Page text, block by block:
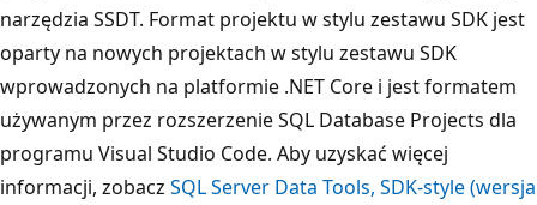
narzędzia SSDT. Format projektu w stylu zestawu SDK jest
oparty na nowych projektach w stylu zestawu SDK
wprowadzonych na platformie .NET Core i jest formatem
używanym przez rozszerzenie SQL Database Projects dla
programu Visual Studio Code. Aby uzyskać więcej
informacji, zobacz SQL Server Data Tools, SDK-style (wersja